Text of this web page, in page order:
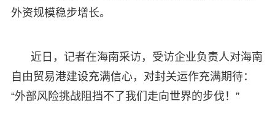
外资规模稳步增长。
近日，记者在海南采访，受访企业负责人对海南
自由贸易港建设充满信心，对封关运作充满期待：
“外部风险挑战阻挡不了我们走向世界的步伐！”